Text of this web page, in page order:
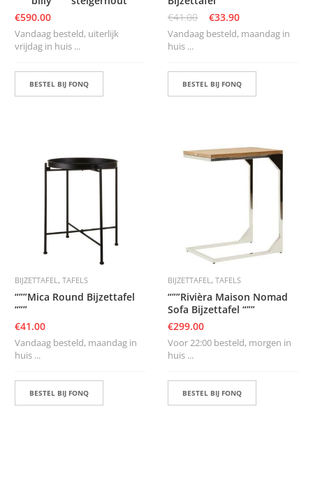
€590.00
Vandaag besteld, uiterlijk
vrijdag in huis ...
BESTEL BIJ FONQ
€41.00 €33.90
Vandaag besteld, maandag in
huis ...
BESTEL BIJ FONQ
BIJZETTAFEL, TAFELS
“””Mica Round Bijzettafel
“””
€41.00
Vandaag besteld, maandag in
huis ...
BESTEL BIJ FONQ
BIJZETTAFEL, TAFELS
“””Rivièra Maison Nomad
Sofa Bijzettafel “””
€299.00
Voor 22:00 besteld, morgen in
huis ...
BESTEL BIJ FONQ